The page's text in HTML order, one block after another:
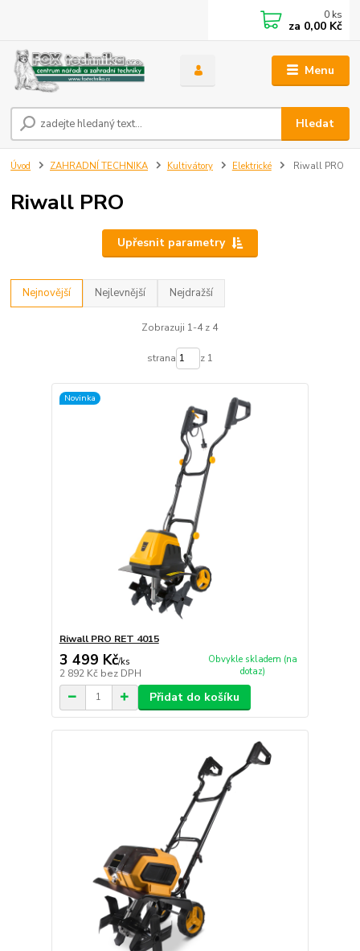
Menu
Hledat
0 ks
za 0,00 Kč
Úvod ZAHRADNÍ TECHNIKA Kultivátory Elektrické Riwall PRO
Riwall PRO
Upřesnit parametry
Nejnovější Nejlevnější Nejdražší
Zobrazuji 1-4 z 4
strana z 1
Novinka
Riwall PRO RET 4015
3 499 Kč/ks
2 892 Kč bez DPH
Obvykle skladem (na
dotaz)
Přidat do košíku